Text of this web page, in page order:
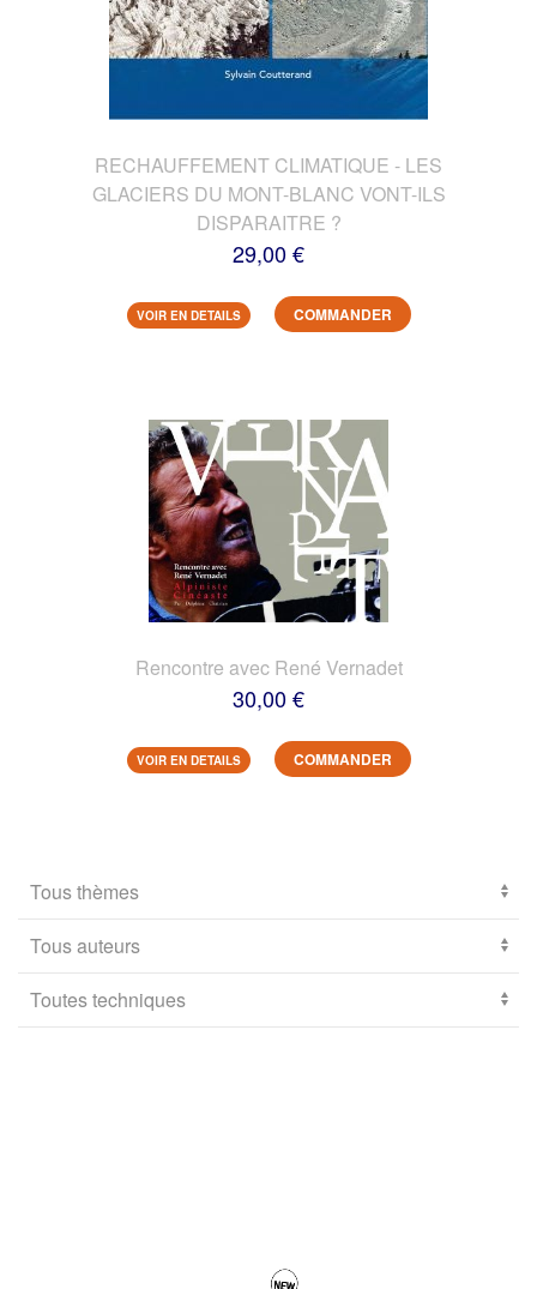
RECHAUFFEMENT CLIMATIQUE - LES
GLACIERS DU MONT-BLANC VONT-ILS
DISPARAITRE ?
29,00 €
VOIR EN DETAILS COMMANDER
Rencontre avec René Vernadet
30,00 €
VOIR EN DETAILS COMMANDER